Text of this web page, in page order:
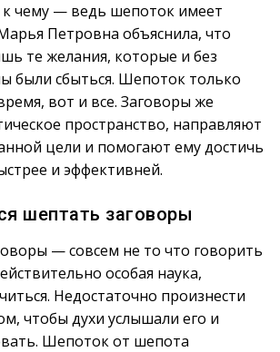
к чему — ведь шепоток имеет
Петровна объяснила, что
те желания, которые и без
были сбыться. Шепоток только
вот и все. Заговоры же
пространство, направляют
цели и помогают ему достичь
и эффективней.
шептать заговоры
— совсем не то что говорить
особая наука,
Недостаточно произнести
чтобы духи услышали его и
Шепоток от шепота